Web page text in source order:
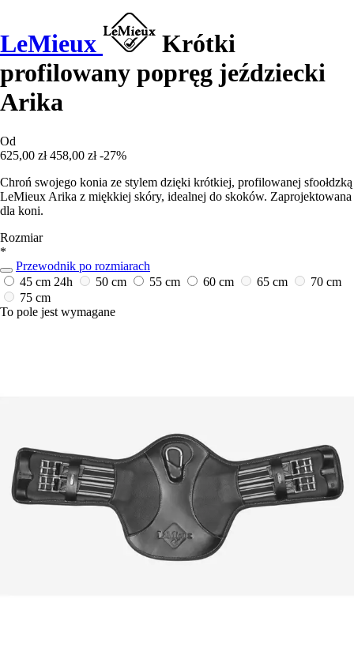
LeMieux
Krótki
profilowany popręg jeździecki
Arika
Od
625,00 zł 458,00 zł -27%
Chroń swojego konia ze stylem dzięki krótkiej, profilowanej sfoołdzką
LeMieux Arika z miękkiej skóry, idealnej do skoków. Zaprojektowana
dla koni.
Rozmiar
*
Przewodnik po rozmiarach
45 cm 24h 50 cm 55 cm 60 cm 65 cm
70 cm
75 cm
To pole jest wymagane